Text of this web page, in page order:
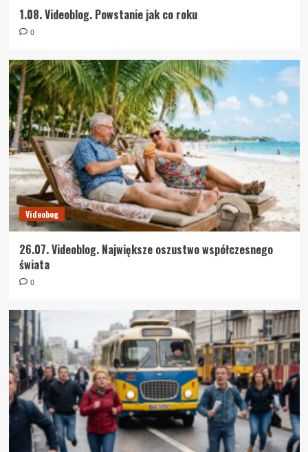
1.08. Videoblog. Powstanie jak co roku
0
Videobog
26.07. Videoblog. Największe oszustwo współczesnego
świata
0